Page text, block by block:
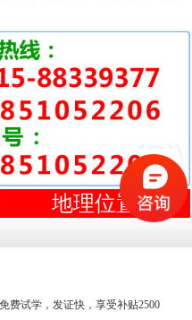
地理位置
试学，发证快，享受补贴2500